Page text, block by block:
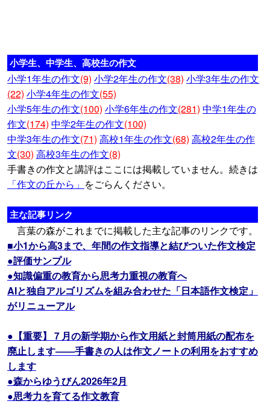
小学生、中学生、高校生の作文
小学1年生の作文(9) 小学2年生の作文(38) 小学3年生の作文
(22) 小学4年生の作文(55)
小学5年生の作文(100) 小学6年生の作文(281) 中学1年生の
作文(174) 中学2年生の作文(100)
中学3年生の作文(71) 高校1年生の作文(68) 高校2年生の作
文(30) 高校3年生の作文(8)
手書きの作文と講評はここには掲載していません。続きは
「作文の丘から」 をごらんください。
主な記事リンク
言葉の森がこれまでに掲載した主な記事のリンクです。
■小1から高3まで、年間の作文指導と結びついた作文検定
●評価サンプル
●知識偏重の教育から思考力重視の教育へ
AIと独自アルゴリズムを組み合わせた「日本語作文検定」
がリニューアル
●【重要】７月の新学期から作文用紙と封筒用紙の配布を
廃止します――手書きの人は作文ノートの利用をおすすめ
します
●森からゆうびん2026年2月
●思考力を育てる作文教育